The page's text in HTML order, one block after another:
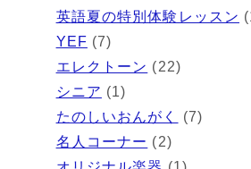
英語夏の特別体験レッスン
YEF (7)
エレクトーン (22)
シニア (1)
たのしいおんがく
(7)
名人コーナー (2)